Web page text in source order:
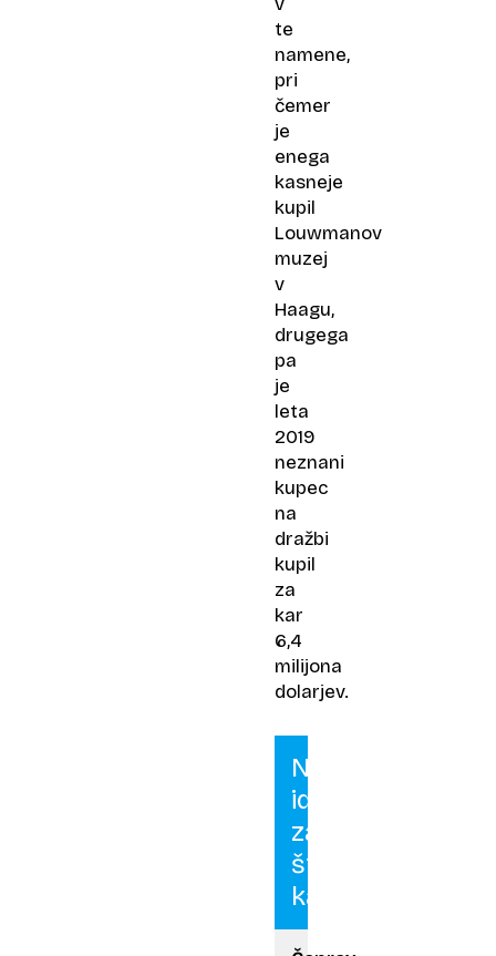
te
namene,
pri
čemer
je
enega
kasneje
kupil
Louwmanov
muzej
v
Haagu,
drugega
pa
je
leta
2019
neznani
kupec
na
dražbi
kupil
za
kar
6,4
milijona
dolarjev.
Nove
ideje
zaradi
številnih
kazni